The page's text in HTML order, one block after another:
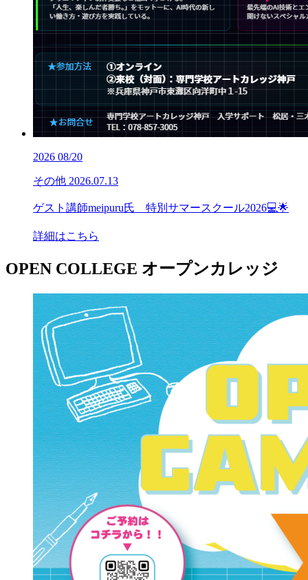
2026 08/20
その他 2026.07.13
ゲスト講師meipuru氏 特別サマースクール2026💻🌟
詳細はこちら
OPEN COLLEGE オープンカレッジ